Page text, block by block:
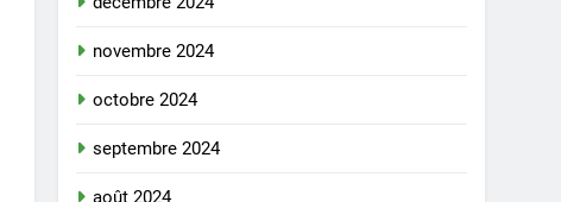
novembre 2024
octobre 2024
septembre 2024
août 2024